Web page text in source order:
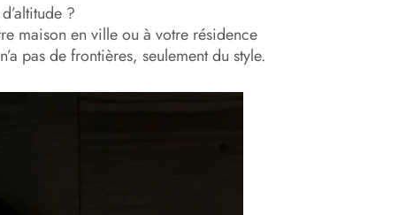
?
maison en ville ou à votre résidence
pas de frontières, seulement du style.